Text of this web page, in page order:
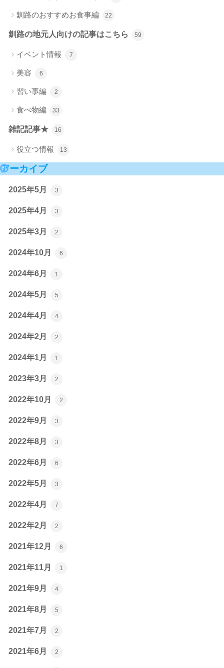
釧路のおすすめお食事編 22
釧路の地元人向けの記事はこちら 59
イベント情報 7
美容 6
習い事編 2
食べ物編 33
雑記記事★ 16
役立つ情報 13
アーカイブ
2025年5月 3
2025年4月 3
2025年3月 2
2024年10月 6
2024年6月 1
2024年5月 5
2024年4月 4
2024年2月 2
2024年1月 1
2023年3月 2
2022年10月 2
2022年9月 3
2022年8月 3
2022年6月 6
2022年5月 3
2022年4月 7
2022年2月 2
2021年12月 6
2021年11月 1
2021年9月 4
2021年8月 5
2021年7月 2
2021年6月 2